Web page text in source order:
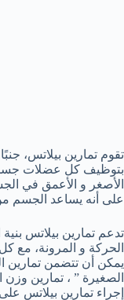
تقوم تمارين بيلاتس،
بتوظيف كل عضلات
الأصغر و الأعمق في
على أنه يساعد الجسم
تدعم تمارين بيلاتس
الحركة و المرونة، مع
يمكن أن تتضمن تمارين
الصغيرة ” ، تمارين
إجراء تمارين بيلاتس